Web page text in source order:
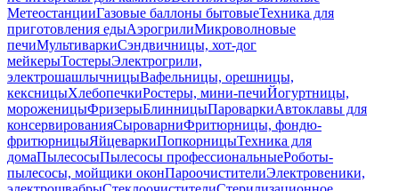
МетеостанцииГазовые баллоны бытовыеТехника для
приготовления едыАэрогрилиМикроволновые
печиМультиваркиСэндвичницы, хот-дог
мейкерыТостерыЭлектрогрили,
электрошашлычницыВафельницы, орешницы,
кексницыХлебопечкиРостеры, мини-печиЙогуртницы,
мороженицыФризерыБлинницыПароваркиАвтоклавы для
консервированияСыроварниФритюрницы, фондю-
фритюрницыЯйцеваркиПопкорницыТехника для
домаПылесосыПылесосы профессиональныеРоботы-
пылесосы, мойщики оконПароочистителиЭлектровеники,